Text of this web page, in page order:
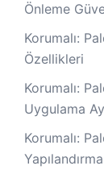
Önleme
Korumalı:
Özellikleri
Korumalı:
Uygulama
Korumalı: